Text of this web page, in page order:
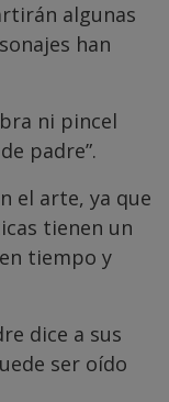
algunas
han
ni pincel
padre”.
el arte, ya que
tienen un
tiempo y
dice a sus
ser oído